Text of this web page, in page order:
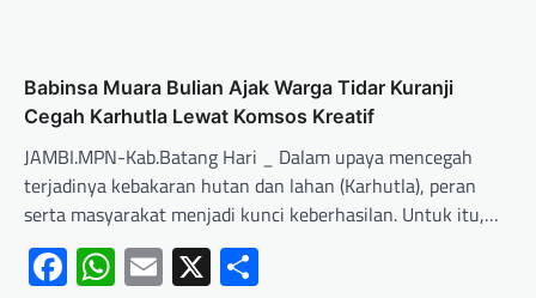
Babinsa Muara Bulian Ajak Warga Tidar Kuranji
Cegah Karhutla Lewat Komsos Kreatif
JAMBI.MPN-Kab.Batang Hari _ Dalam upaya mencegah
terjadinya kebakaran hutan dan lahan (Karhutla), peran
serta masyarakat menjadi kunci keberhasilan. Untuk itu,…
Facebook
WhatsApp
Email
X